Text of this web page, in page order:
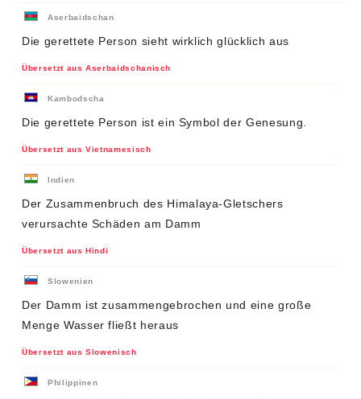
Aserbaidschan
Die gerettete Person sieht wirklich glücklich aus
Übersetzt aus Aserbaidschanisch
Kambodscha
Die gerettete Person ist ein Symbol der Genesung.
Übersetzt aus Vietnamesisch
Indien
Der Zusammenbruch des Himalaya-Gletschers
verursachte Schäden am Damm
Übersetzt aus Hindi
Slowenien
Der Damm ist zusammengebrochen und eine große
Menge Wasser fließt heraus
Übersetzt aus Slowenisch
Philippinen